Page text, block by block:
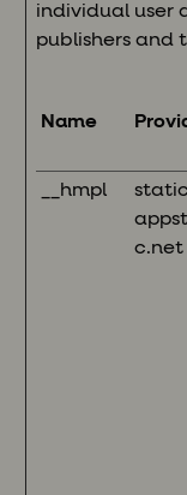
individual user
publishers and
Name
__hmpl
c.net